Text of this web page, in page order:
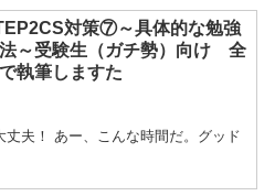
対策⑦～具体的な勉強
～受験生（ガチ勢）向け 全
執筆しますた
夫！ あー、こんな時間だ。グッド